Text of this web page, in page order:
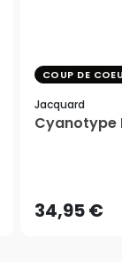
COUP DE
Jacquard
Cyanotype
34,95 €